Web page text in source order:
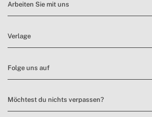
Arbeiten Sie mit uns
Verlage
Folge uns auf
Möchtest du nichts verpassen?